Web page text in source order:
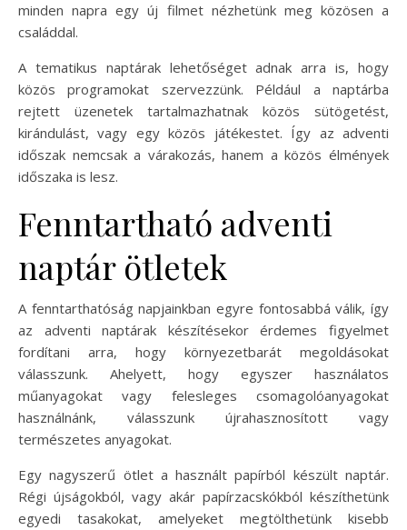
minden napra egy új filmet nézhetünk meg közösen a
családdal.
A tematikus naptárak lehetőséget adnak arra is, hogy
közös programokat szervezzünk. Például a naptárba
rejtett üzenetek tartalmazhatnak közös sütögetést,
kirándulást, vagy egy közös játékestet. Így az adventi
időszak nemcsak a várakozás, hanem a közös élmények
időszaka is lesz.
Fenntartható adventi
naptár ötletek
A fenntarthatóság napjainkban egyre fontosabbá válik, így
az adventi naptárak készítésekor érdemes figyelmet
fordítani arra, hogy környezetbarát megoldásokat
válasszunk. Ahelyett, hogy egyszer használatos
műanyagokat vagy felesleges csomagolóanyagokat
használnánk, válasszunk újrahasznosított vagy
természetes anyagokat.
Egy nagyszerű ötlet a használt papírból készült naptár.
Régi újságokból, vagy akár papírzacskókból készíthetünk
egyedi tasakokat, amelyeket megtölthetünk kisebb